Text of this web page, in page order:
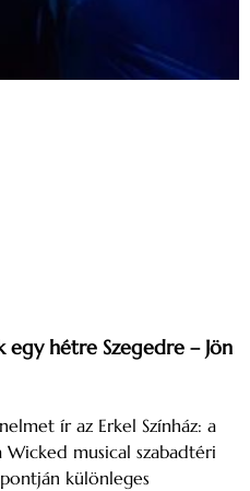
hétre Szegedre – Jön
ír az Erkel Színház: a
musical szabadtéri
különleges